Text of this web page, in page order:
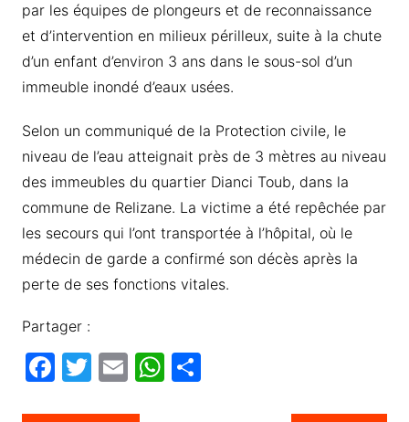
par les équipes de plongeurs et de reconnaissance
et d’intervention en milieux périlleux, suite à la chute
d’un enfant d’environ 3 ans dans le sous-sol d’un
immeuble inondé d’eaux usées.
Selon un communiqué de la Protection civile, le
niveau de l’eau atteignait près de 3 mètres au niveau
des immeubles du quartier Dianci Toub, dans la
commune de Relizane. La victime a été repêchée par
les secours qui l’ont transportée à l’hôpital, où le
médecin de garde a confirmé son décès après la
perte de ses fonctions vitales.
Partager :
F T E W P